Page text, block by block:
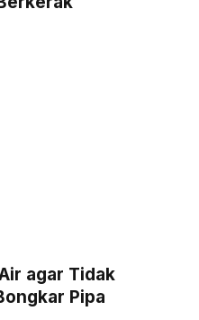
agar Tidak
Pipa